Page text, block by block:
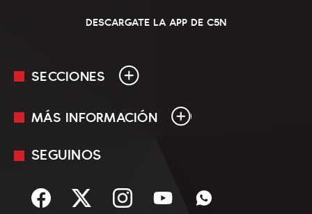
DESCARGATE LA APP DE C5N
SECCIONES
En Vivo
Sociedad
MÁS INFORMACIÓN
Mediakit
Términos y condiciones
SEGUINOS